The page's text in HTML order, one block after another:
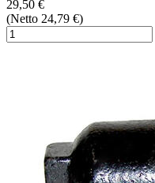
29,50 €
(Netto 24,79 €)